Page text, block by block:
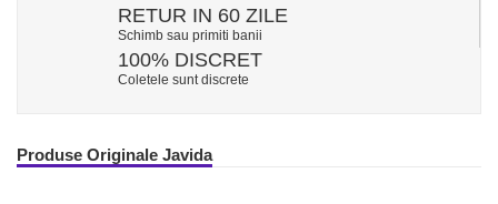
RETUR IN 60 ZILE
Schimb sau primiti banii
100% DISCRET
Coletele sunt discrete
Produse Originale Javida